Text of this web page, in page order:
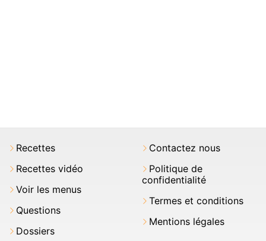
Recettes
Recettes vidéo
Voir les menus
Questions
Dossiers
Contactez nous
Politique de
confidentialité
Termes et conditions
Mentions légales